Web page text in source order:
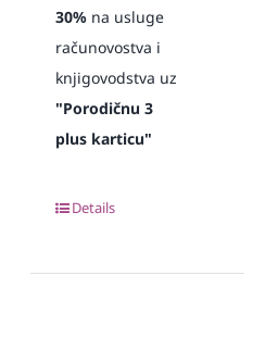
30% na usluge
računovostva i
knjigovodstva uz
"Porodičnu 3
plus karticu"
Details